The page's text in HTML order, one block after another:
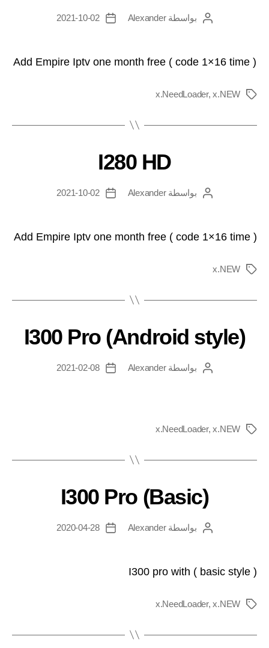
بواسطةAlexander
2021-10-02
Add Empire Iptv one month free ( code 1×16 time )
x.NeedLoader,x.NEW
I280 HD
بواسطةAlexander
2021-10-02
Add Empire Iptv one month free ( code 1×16 time )
x.NEW
I300 Pro (Android style)
بواسطةAlexander
2021-02-08
x.NeedLoader,x.NEW
I300 Pro (Basic)
بواسطةAlexander
2020-04-28
I300 pro with ( basic style )
x.NeedLoader,x.NEW